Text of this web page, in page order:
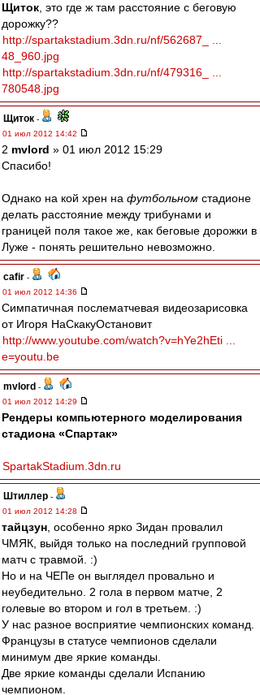
Щиток , это где ж там расстояние с беговую
дорожку??
http://spartakstadium.3dn.ru/nf/562687_ ...
48_960.jpg
http://spartakstadium.3dn.ru/nf/479316_ ...
780548.jpg
Щиток -
01 июл 2012 14:42
2 mvlord » 01 июл 2012 15:29
Спасибо!
Однако на кой хрен на футбольном стадионе
делать расстояние между трибунами и
границей поля такое же, как беговые дорожки в
Луже - понять решительно невозможно.
cafir -
01 июл 2012 14:36
Симпатичная послематчевая видеозарисовка
от Игоря НаСкакуОстановит
http://www.youtube.com/watch?v=hYe2hEti ...
e=youtu.be
mvlord -
01 июл 2012 14:29
Рендеры компьютерного моделирования
стадиона «Спартак»
SpartakStadium.3dn.ru
Штиллер -
01 июл 2012 14:28
тайцзун , особенно ярко Зидан провалил
ЧМЯК, выйдя только на последний групповой
матч с травмой. :)
Но и на ЧЕПе он выглядел провально и
неубедительно. 2 гола в первом матче, 2
голевые во втором и гол в третьем. :)
У нас разное восприятие чемпионских команд.
Французы в статусе чемпионов сделали
минимум две яркие команды.
Две яркие команды сделали Испанию
чемпионом.